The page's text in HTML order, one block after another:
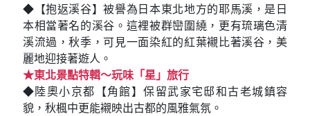
◆【抱返溪谷】被譽為日本東北地方的耶馬溪，是日
本相當著名的溪谷。這裡被群巒圍繞，更有琉璃色清
溪流過，秋季，可見一面染紅的紅葉襯比著溪谷，美
麗地迎接著遊人。
★東北景點特輯～玩味「星」旅行
◆陸奧小京都【角館】保留武家宅邸和古老城鎮容
貌，秋楓中更能襯映出古都的風雅氣氛。